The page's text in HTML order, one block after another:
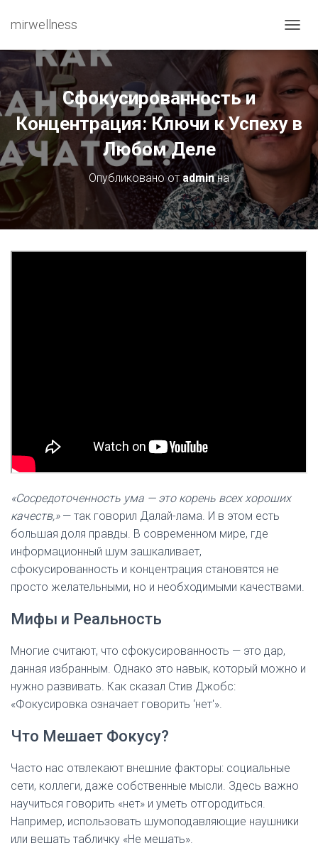
mirwellness
Сфокусированность и
Концентрация: Ключи к Успеху в
Любом Деле
Опубликовано отadminна
«Сосредоточенность ума — это корень всех хороших
качеств,»— так говорил Далай-лама. И в этом есть
большая доля правды. В современном мире, где
информационный шум зашкаливает,
сфокусированность и концентрация становятся не
просто желательными, но и необходимыми качествами.
Мифы и Реальность
Многие считают, что сфокусированность — это дар,
данная избранным. Однако это навык, который можно и
нужно развивать. Как сказал Стив Джобс:
«Фокусировка означает говорить ‘нет'».
Что Мешает Фокусу?
Часто нас отвлекают внешние факторы: социальные
сети, коллеги, даже собственные мысли. Здесь важно
научиться говорить «нет» и уметь отгородиться.
Например, использовать шумоподавляющие наушники
или вешать табличку «Не мешать».